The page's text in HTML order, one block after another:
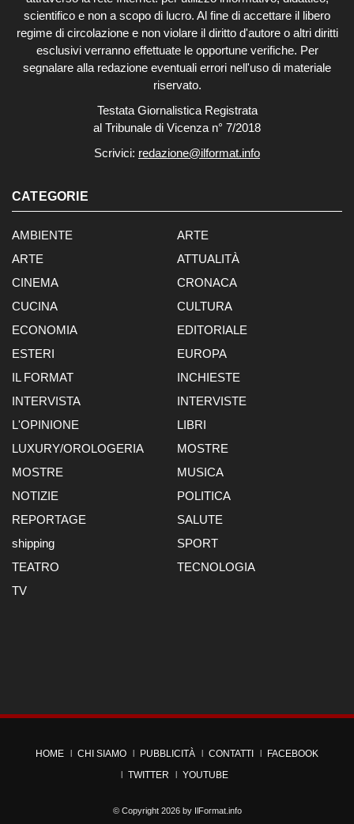
scientifico e non a scopo di lucro. Al fine di accettare il libero
regime di circolazione e non violare il diritto d'autore o altri diritti
esclusivi verranno effettuate le opportune verifiche. Per
segnalare alla redazione eventuali errori nell'uso di materiale
riservato.
Testata Giornalistica Registrata
al Tribunale di Vicenza n° 7/2018
Scrivici: redazione@ilformat.info
CATEGORIE
AMBIENTE
ARTE
ARTE
ATTUALITÀ
CINEMA
CRONACA
CUCINA
CULTURA
ECONOMIA
EDITORIALE
ESTERI
EUROPA
IL FORMAT
INCHIESTE
INTERVISTA
INTERVISTE
L'OPINIONE
LIBRI
LUXURY/OROLOGERIA
MOSTRE
MOSTRE
MUSICA
NOTIZIE
POLITICA
REPORTAGE
SALUTE
shipping
SPORT
TEATRO
TECNOLOGIA
TV
HOME CHI SIAMO PUBBLICITÀ CONTATTI
FACEBOOK
TWITTER
YOUTUBE
© Copyright 2026 by IlFormat.info